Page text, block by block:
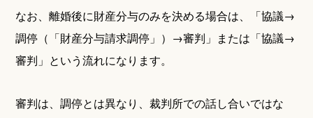
なお、離婚後に財産分与のみを決める場合は、「協議→
調停（「財産分与請求調停」）→審判」または「協議→
審判」という流れになります。
審判は、調停とは異なり、裁判所での話し合いではな